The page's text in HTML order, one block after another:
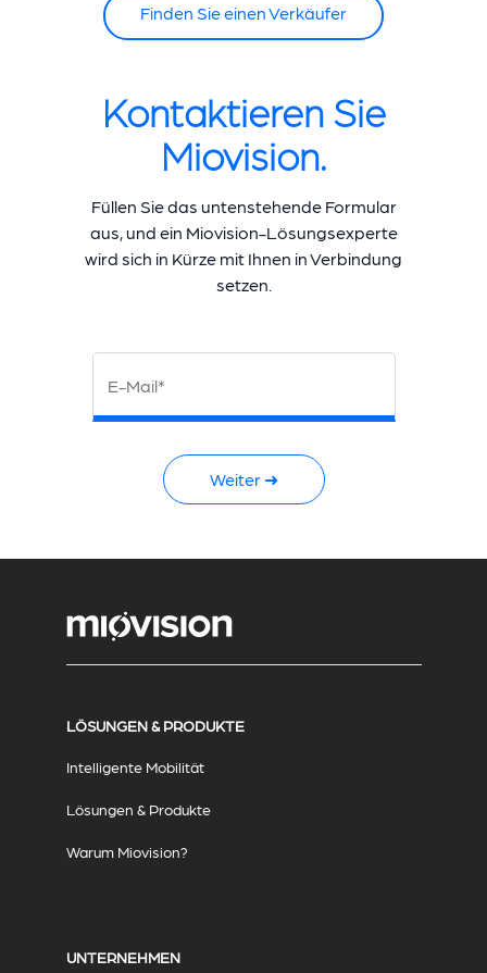
Finden Sie einen Verkäufer
Kontaktieren Sie
Miovision.
Füllen Sie das untenstehende Formular
aus, und ein Miovision-Lösungsexperte
wird sich in Kürze mit Ihnen in Verbindung
setzen.
E-Mail*
Weiter ➜
LÖSUNGEN & PRODUKTE
Intelligente Mobilität
Lösungen & Produkte
Warum Miovision?
UNTERNEHMEN